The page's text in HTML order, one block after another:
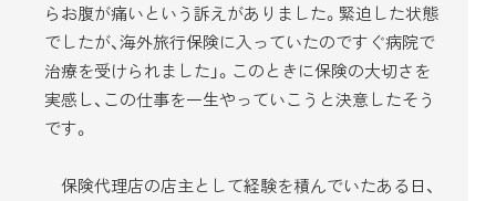
らお腹が痛いという訴えがありました。緊迫した状態
でしたが、海外旅行保険に入っていたのですぐ病院で
治療を受けられました」。このときに保険の大切さを
実感し、この仕事を一生やっていこうと決意したそう
です。
保険代理店の店主として経験を積んでいたある日、